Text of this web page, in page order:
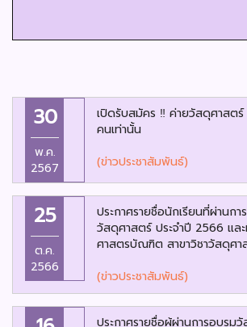
30
พ.ค.
2567
เปิดรับสมัคร ‼️ ค่ายวัสดุศาสต
คนเท่านั้น
(ข่าวประชาสัมพันธ์)
25
ต.ค.
2566
ประกาศรายชื่อนักเรียนที่ผ่านก
วัสดุศาสตร์ ประจำปี 2566 แล
ศาสตรบัณฑิต สาขาวิชาวัสดุศา
(ข่าวประชาสัมพันธ์)
ประกาศรายชื่อผู้ผ่านการอบรม